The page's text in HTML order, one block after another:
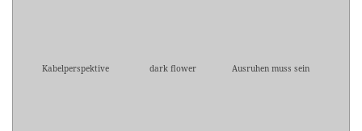
Kabelperspektive dark flower Ausruhen muss sein